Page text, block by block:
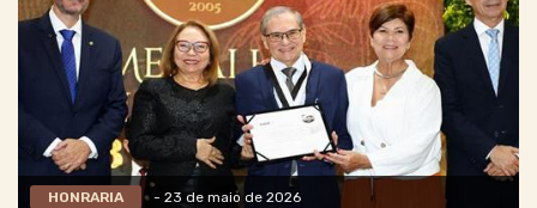
HONRARIA - 23 de maio de 2026